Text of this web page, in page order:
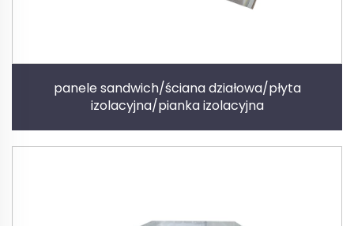
panele sandwich/ściana działowa/płyta
izolacyjna/pianka izolacyjna